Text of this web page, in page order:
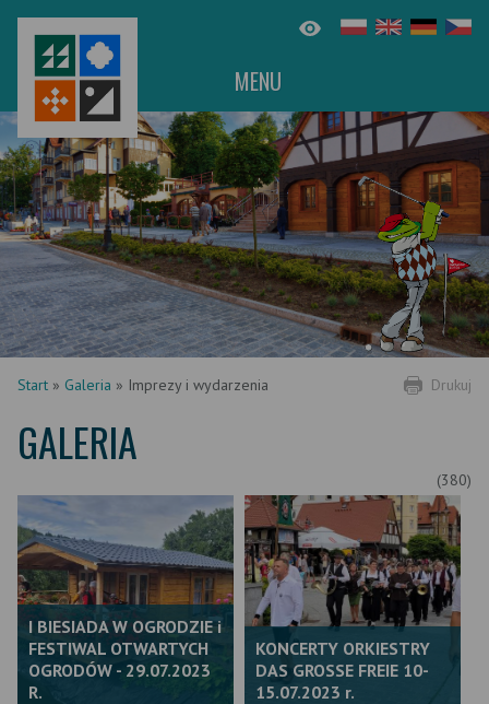
MENU
Drukuj
Start » Galeria » Imprezy i wydarzenia
GALERIA
(380)
I BIESIADA W OGRODZIE i
FESTIWAL OTWARTYCH
OGRODÓW - 29.07.2023
R.
KONCERTY ORKIESTRY
DAS GROSSE FREIE 10-
15.07.2023 r.